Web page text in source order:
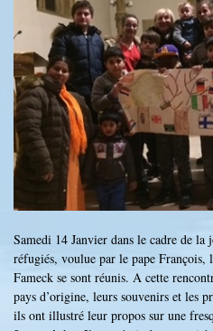
Samedi 14 Janvier dans le cadre de
réfugiés, voulue par le pape François,
Fameck se sont réunis. A cette
pays d’origine, leurs souvenirs et les
ils ont illustré leur propos sur une